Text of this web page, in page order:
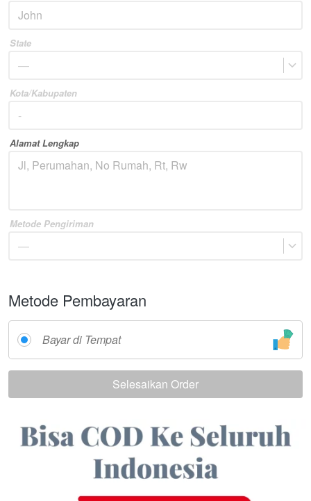
State
—
Kota/Kabupaten
Alamat Lengkap
Metode Pengiriman
—
Metode Pembayaran
Bayar di Tempat
`Selesaikan Order